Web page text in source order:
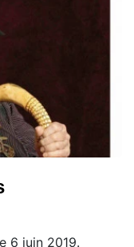
6 juin 2019.